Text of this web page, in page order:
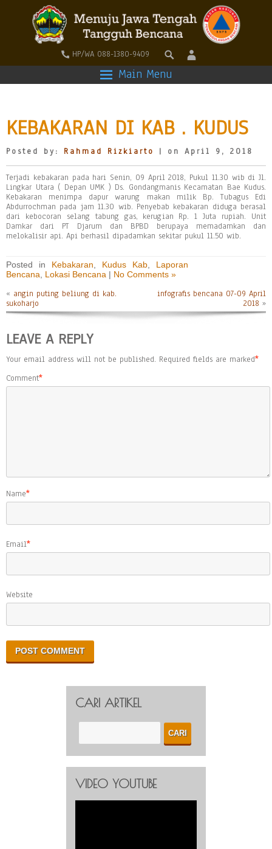
HP/WA 088-1380-9409
Main Menu
KEBAKARAN DI KAB . KUDUS
Posted by: Rahmad Rizkiarto | on April 9, 2018
Terjadi kebakaran pada hari Senin, 09 April 2018, Pukul 11.30 wib di Jl.
Lingkar Utara ( Depan UMK ) Ds. Gondangmanis Kecamatan Bae Kudus.
Kebakaran menimpa dapur warung makan milik Bp. Tubagus Edi
Abdurrochman pada jam 11.30 wib. Penyebab kebakaran diduga berasal
dari kebocoran selang tabung gas, kerugian Rp. 1 Juta rupiah. Unit
Damkar dari PT Djarum dan BPBD berupaya memadamkan dan
melokalisir api. Api berhasil dipadamkan sekitar pukul 11.50 wib.
Posted in Kebakaran Kudus Kab, Laporan
Bencana
Lokasi Bencana | No Comments »
« angin puting beliung di kab.
sukoharjo
infografis bencana 07-09 April
2018 »
LEAVE A REPLY
Your email address will not be published. Required fields are marked*
Comment*
Name*
Email*
Website
CARI ARTIKEL
VIDEO YOUTUBE